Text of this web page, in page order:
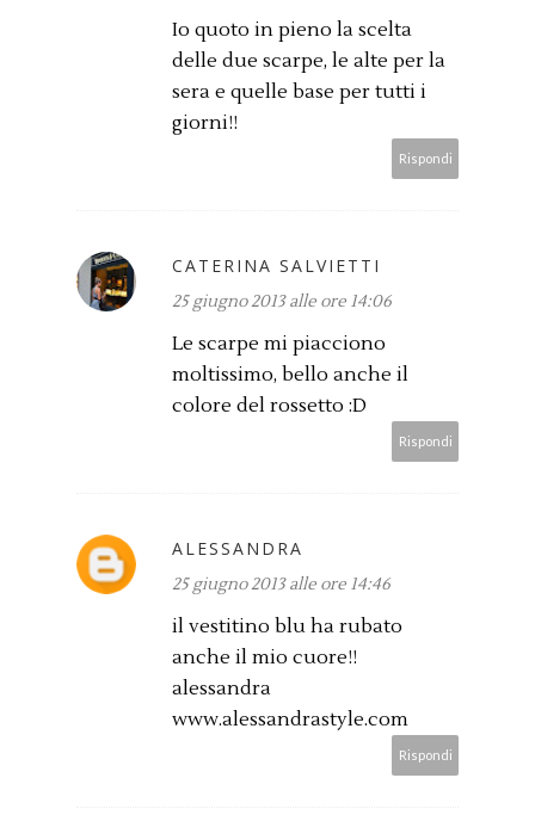
Io quoto in pieno la scelta
delle due scarpe, le alte per la
sera e quelle base per tutti i
giorni!!
Rispondi
CATERINA SALVIETTI
25 giugno 2013 alle ore 14:06
Le scarpe mi piacciono
moltissimo, bello anche il
colore del rossetto :D
Rispondi
ALESSANDRA
25 giugno 2013 alle ore 14:46
il vestitino blu ha rubato
anche il mio cuore!!
alessandra
www.alessandrastyle.com
Rispondi